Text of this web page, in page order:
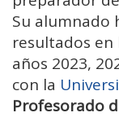
Su alumnado
resultados en
años 2023,
con la
Profesorado